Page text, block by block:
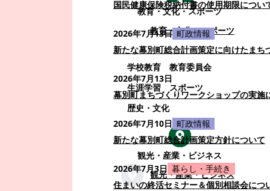
教育・文化・スポーツ
教育・文化・スポーツ
学校教育
教育委員会
生涯学習
スポーツ
歴史・文化
観光・産業・ビジネス
観光・産業・ビジネス
国民健康保険税納付書の使用期限につい
2026年7月13日 町政情報
新たな幕別町総合計画策定に向けたまち
2026年7月13日
幕別町まちづくりワークショップの実施
2026年7月10日 町政情報
新たな幕別町総合計画策定方針について
2026年7月3日 暮らし・手続き
住まいの終活セミナー＆個別相談会につ